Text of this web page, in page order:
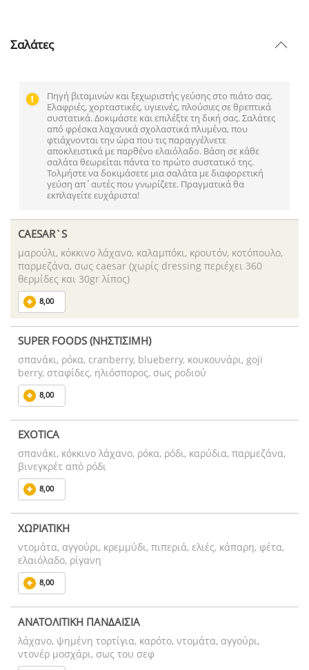
Σαλάτες
Πηγή βιταμινών και ξεχωριστής γεύσης στο πιάτο σας.
Ελαφριές, χορταστικές, υγιεινές, πλούσιες σε θρεπτικά
συστατικά. Δοκιμάστε και επιλέξτε τη δική σας. Σαλάτες
από φρέσκα λαχανικά σχολαστικά πλυμένα, που
φτιάχνονται την ώρα που τις παραγγέλνετε
αποκλειστικά με παρθένο ελαιόλαδο. Βάση σε κάθε
σαλάτα θεωρείται πάντα το πρώτο συστατικό της.
Τολμήστε να δοκιμάσετε μια σαλάτα με διαφορετική
γεύση απ΄αυτές που γνωρίζετε. Πραγματικά θα
εκπλαγείτε ευχάριστα!
CAESAR`S
μαρούλι, κόκκινο λάχανο, καλαμπόκι, κρουτόν, κοτόπουλο,
παρμεζάνα, σως caesar (χωρίς dressing περιέχει 360
θερμίδες και 30gr λίπος)
8,00
SUPER FOODS (ΝΗΣΤΙΣΙΜΗ)
σπανάκι, ρόκα, cranberry, blueberry, κουκουνάρι, goji
berry, σταφίδες, ηλιόσπορος, σως ροδιού
8,00
EXOTICA
σπανάκι, κόκκινο λάχανο, ρόκα, ρόδι, καρύδια, παρμεζάνα,
βινεγκρέτ από ρόδι
8,00
ΧΩΡΙΑΤΙΚΗ
ντομάτα, αγγούρι, κρεμμύδι, πιπεριά, ελιές, κάπαρη, φέτα,
ελαιόλαδο, ρίγανη
8,00
ΑΝΑΤΟΛΙΤΙΚΗ ΠΑΝΔΑΙΣΙΑ
λάχανο, ψημένη τορτίγια, καρότο, ντομάτα, αγγούρι,
ντονέρ μοσχάρι, σως του σεφ